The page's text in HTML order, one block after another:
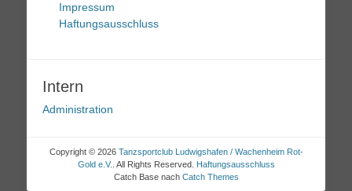
Impressum
Haftungsausschluss
Intern
Administration
Copyright © 2026 Tanzsportclub Ludwigshafen / Wachenheim Rot-
Gold e.V. . All Rights Reserved.
Haftungsausschluss
Catch Base nach Catch Themes